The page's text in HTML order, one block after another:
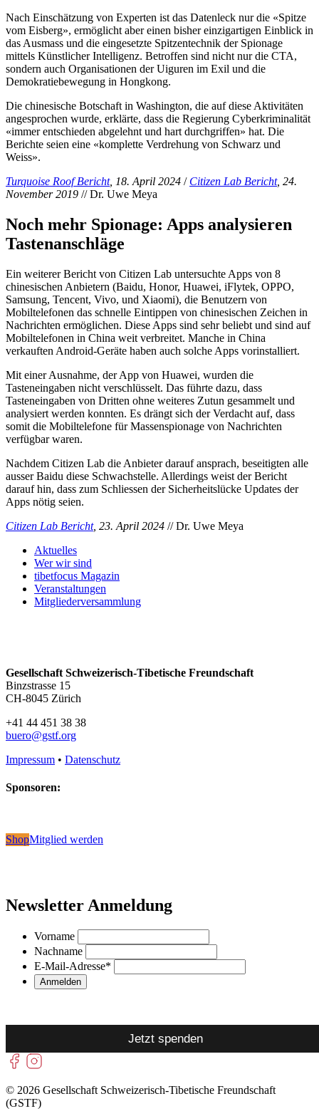
Nach Einschätzung von Experten ist das Datenleck nur die «Spitze
vom Eisberg», ermöglicht aber einen bisher einzigartigen Einblick in
das Ausmass und die eingesetzte Spitzentechnik der Spionage
mittels Künstlicher Intelligenz. Betroffen sind nicht nur die CTA,
sondern auch Organisationen der Uiguren im Exil und die
Demokratiebewegung in Hongkong.
Die chinesische Botschaft in Washington, die auf diese Aktivitäten
angesprochen wurde, erklärte, dass die Regierung Cyberkriminalität
«immer entschieden abgelehnt und hart durchgriffen» hat. Die
Berichte seien eine «komplette Verdrehung von Schwarz und
Weiss».
Turquoise Roof Bericht, 18. April 2024 / Citizen Lab Bericht, 24.
November 2019 // Dr. Uwe Meya
Noch mehr Spionage: Apps analysieren
Tastenanschläge
Ein weiterer Bericht von Citizen Lab untersuchte Apps von 8
chinesischen Anbietern (Baidu, Honor, Huawei, iFlytek, OPPO,
Samsung, Tencent, Vivo, und Xiaomi), die Benutzern von
Mobiltelefonen das schnelle Eintippen von chinesischen Zeichen in
Nachrichten ermöglichen. Diese Apps sind sehr beliebt und sind auf
Mobiltelefonen in China weit verbreitet. Manche in China
verkauften Android-Geräte haben auch solche Apps vorinstalliert.
Mit einer Ausnahme, der App von Huawei, wurden die
Tasteneingaben nicht verschlüsselt. Das führte dazu, dass
Tasteneingaben von Dritten ohne weiteres Zutun gesammelt und
analysiert werden konnten. Es drängt sich der Verdacht auf, dass
somit die Mobiltelefone für Massenspionage von Nachrichten
verfügbar waren.
Nachdem Citizen Lab die Anbieter darauf ansprach, beseitigten alle
ausser Baidu diese Schwachstelle. Allerdings weist der Bericht
darauf hin, dass zum Schliessen der Sicherheitslücke Updates der
Apps nötig seien.
Citizen Lab Bericht, 23. April 2024 // Dr. Uwe Meya
Aktuelles
Wer wir sind
tibetfocus Magazin
Veranstaltungen
Mitgliederversammlung
Gesellschaft Schweizerisch-Tibetische Freundschaft
Binzstrasse 15
CH-8045 Zürich
+41 44 451 38 38
buero@gstf.org
Impressum • Datenschutz
Sponsoren:
ShopMitglied werden
Newsletter Anmeldung
Vorname
Nachname
E-Mail-Adresse*
Jetzt spenden
© 2026 Gesellschaft Schweizerisch-Tibetische Freundschaft
(GSTF)